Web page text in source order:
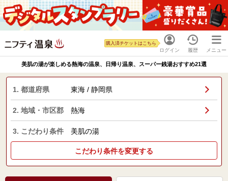
ログイン
購入済チケットはこちら
履歴 メニュー
美肌の湯が楽しめる熱海の温泉、日帰り温泉、スーパー銭湯おすすめ21選
1. 都道府県 東海 / 静岡県
2. 地域・市区郡 熱海
3. こだわり条件 美肌の湯
こだわり条件を変更する